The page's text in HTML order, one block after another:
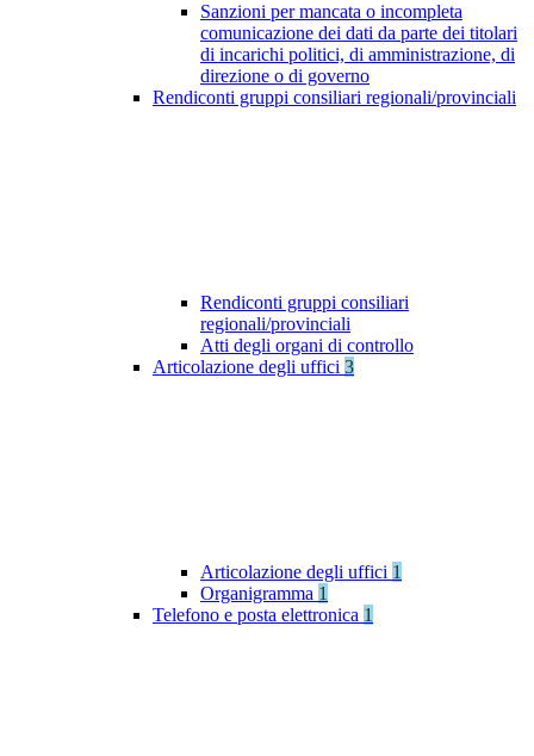
Sanzioni per mancata o incompleta
comunicazione dei dati da parte dei titolari
di incarichi politici, di amministrazione, di
direzione o di governo
Rendiconti gruppi consiliari regionali/provinciali
Rendiconti gruppi consiliari
regionali/provinciali
Atti degli organi di controllo
Articolazione degli uffici 3
Articolazione degli uffici 1
Organigramma 1
Telefono e posta elettronica 1